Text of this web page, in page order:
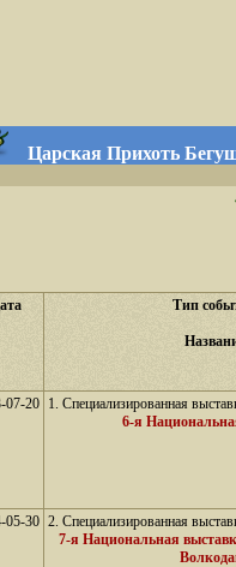
Царская Прихоть
Тип
07-20 1. Специализированная
6-я
05-30 2. Специализированная
7-я Национальная